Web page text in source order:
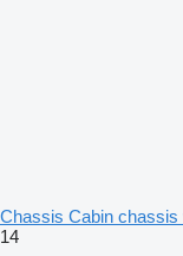
Chassis Cabin chassis
14